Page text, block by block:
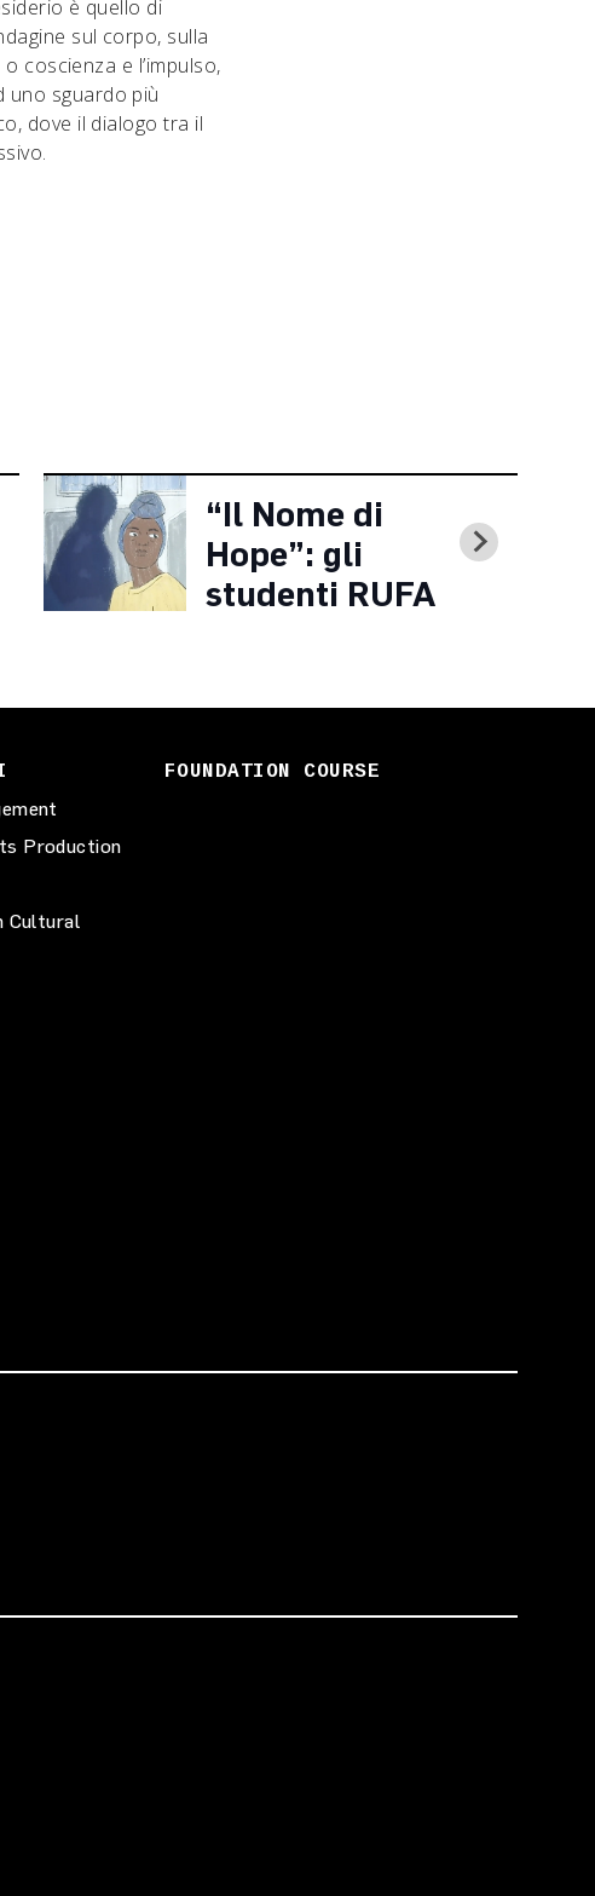
è quello di
sul corpo, sulla
coscienza e l’impulso,
uno sguardo più
dove il dialogo tra il
“Il Nome di
Hope”: gli
studenti RUFA
Venezia
Production
Cultural
FOUNDATION COURSE